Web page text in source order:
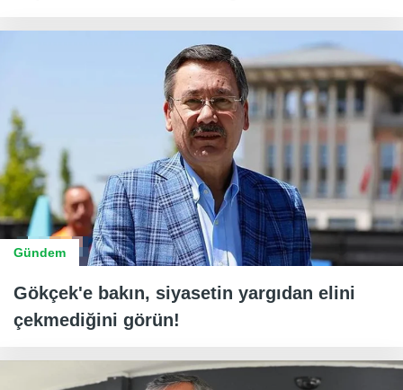
Gündem
Gökçek'e bakın, siyasetin yargıdan elini
çekmediğini görün!